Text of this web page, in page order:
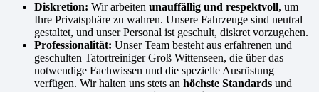
Diskretion: Wir arbeiten unauffällig und respektvoll, um
Ihre Privatsphäre zu wahren. Unsere Fahrzeuge sind neutral
gestaltet, und unser Personal ist geschult, diskret vorzugehen.
Professionalität: Unser Team besteht aus erfahrenen und
geschulten Tatortreiniger Groß Wittenseen, die über das
notwendige Fachwissen und die spezielle Ausrüstung
verfügen. Wir halten uns stets an höchste Standards und